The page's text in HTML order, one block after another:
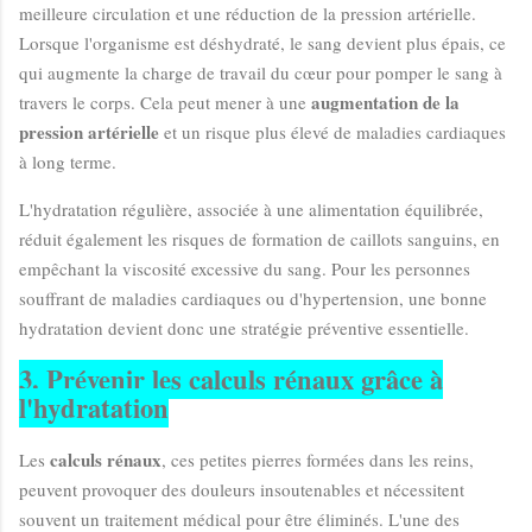
meilleure circulation et une réduction de la pression artérielle.
Lorsque l'organisme est déshydraté, le sang devient plus épais, ce
qui augmente la charge de travail du cœur pour pomper le sang à
travers le corps. Cela peut mener à une augmentation de la
pression artérielle et un risque plus élevé de maladies cardiaques
à long terme.
L'hydratation régulière, associée à une alimentation équilibrée,
réduit également les risques de formation de caillots sanguins, en
empêchant la viscosité excessive du sang. Pour les personnes
souffrant de maladies cardiaques ou d'hypertension, une bonne
hydratation devient donc une stratégie préventive essentielle.
3. Prévenir les calculs rénaux grâce à
l'hydratation
Les calculs rénaux, ces petites pierres formées dans les reins,
peuvent provoquer des douleurs insoutenables et nécessitent
souvent un traitement médical pour être éliminés. L'une des